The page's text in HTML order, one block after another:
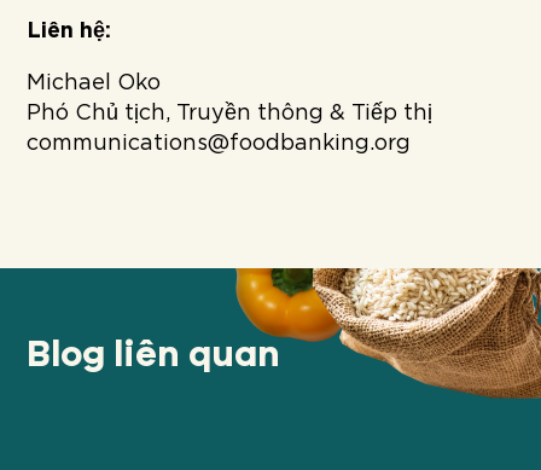
Liên hệ:
Michael Oko
Phó Chủ tịch, Truyền thông & Tiếp thị
communications@foodbanking.org
Blog liên quan